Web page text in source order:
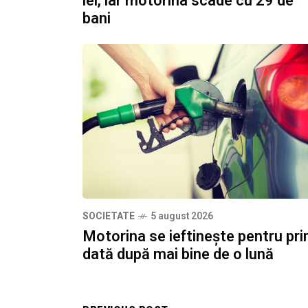
bani
SOCIETATE 5 august 2026
Motorina se ieftinește pentru
dată după mai bine de o lună